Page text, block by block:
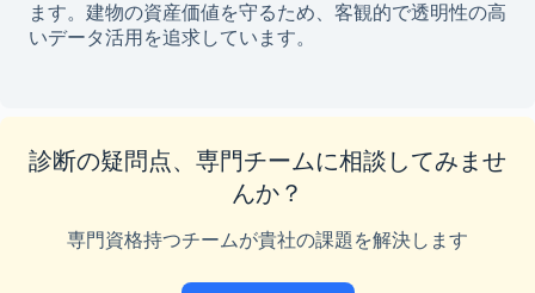
ます。建物の資産価値を守るため、客観的で透明性の高
いデータ活用を追求しています。
診断の疑問点、専門チームに相談してみませ
んか？
専門資格持つチームが貴社の課題を解決します